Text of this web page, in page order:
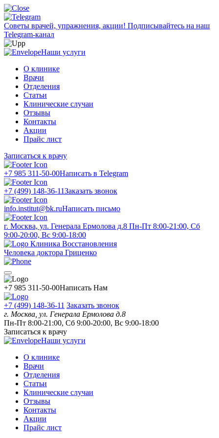
Советы врачей, упражнения, акции! Подписывайтесь на наш
Telegram-канал
Наши услуги
О клинике
Врачи
Отделения
Статьи
Клинические случаи
Отзывы
Контакты
Акции
Прайс лист
Записаться к врачу
+7 985 311-50-00Написать в Telegram
+7 (499) 148-36-11Заказать звонок
info.institut@bk.ruНаписать письмо
г. Москва, ул. Генерала Ермолова д.8 Пн-Пт 8:00-21:00, Сб
9:00-20:00, Вс 9:00-18:00
Клиника Восстановления
Человека доктора Гриценко
+7 985 311-50-00Написать Нам
+7 (499) 148-36-11 Заказать звонок
г. Москва, ул. Генерала Ермолова д.8
Пн-Пт 8:00-21:00, Сб 9:00-20:00, Вс 9:00-18:00
Записаться к врачу
Наши услуги
О клинике
Врачи
Отделения
Статьи
Клинические случаи
Отзывы
Контакты
Акции
Прайс лист